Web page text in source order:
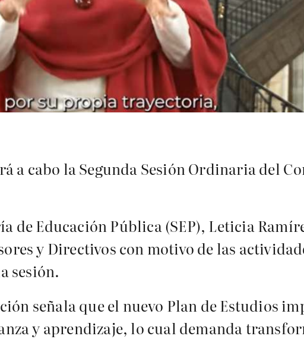
a cabo la Segunda Sesión Ordinaria del
de Educación Pública (SEP), Leticia
y Directivos con motivo de las
sesión.
señala que el nuevo Plan de Estudios
y aprendizaje, lo cual demanda